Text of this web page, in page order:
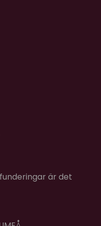
så att din
★ ★ ★
aromatisk och
är det